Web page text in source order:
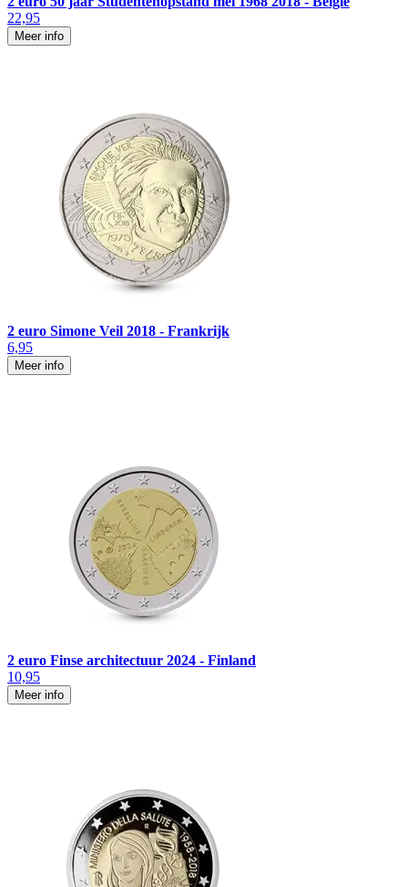
22,95
Meer info
2 euro Simone Veil 2018 - Frankrijk
6,95
Meer info
2 euro Finse architectuur 2024 - Finland
10,95
Meer info